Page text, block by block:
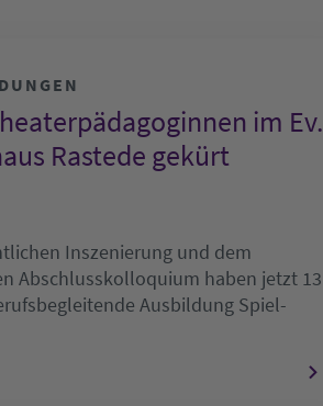
im Ev.
Rastede gekürt
Inszenierung und dem
Abschlusskolloquium haben jetzt 13
Ausbildung Spiel-